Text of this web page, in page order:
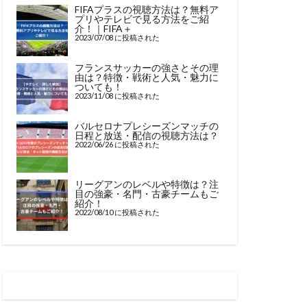
FIFAプラスの視聴方法は？無料ア
プリやテレビで見る方法をご紹
介！｜FIFA＋
2023/07/08 に投稿された
フランスサッカーの強さとその理
由は？特徴・戦術と人気・魅力に
ついても！
2023/11/08 に投稿された
バルセロナプレシーズンマッチの
日程と放送・配信の視聴方法は？
2022/06/26 に投稿された
リーグアンのレベルや特徴は？注
目の強豪・名門・古豪チームもご
紹介！
2022/08/10 に投稿された